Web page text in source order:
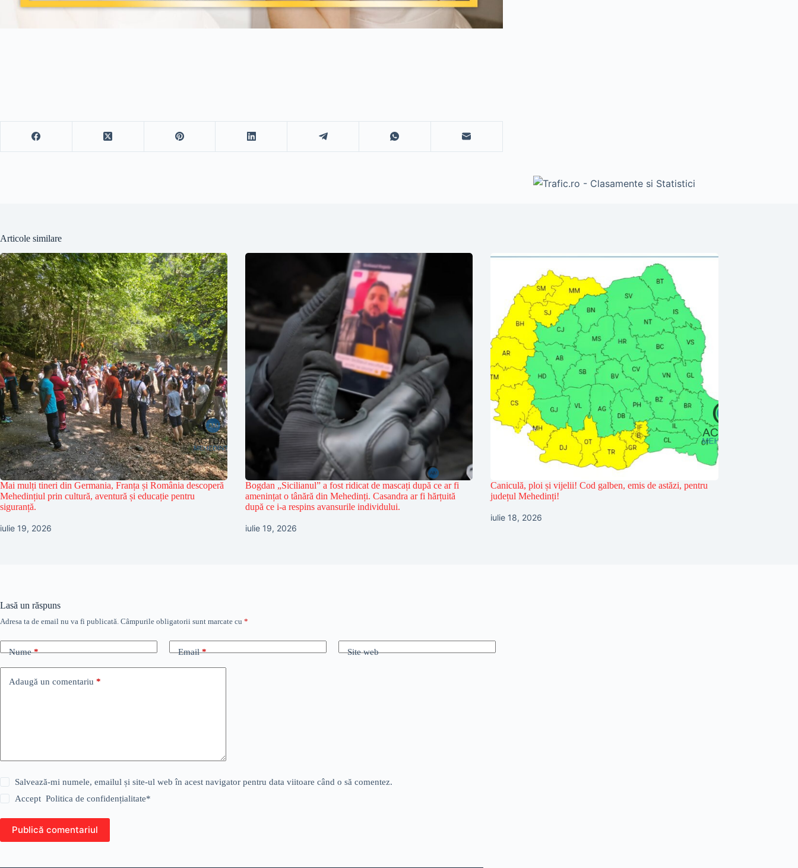
Articole similare
Mai mulți tineri din Germania, Franța și România descoperă
Mehedințiul prin cultură, aventură și educație pentru
siguranță.
iulie 19, 2026
Bogdan „Sicilianul” a fost ridicat de mascați după ce ar fi
amenințat o tânără din Mehedinți. Casandra ar fi hărțuită
după ce i-a respins avansurile individului.
iulie 19, 2026
Caniculă, ploi și vijelii! Cod galben, emis de astăzi, pentru
județul Mehedinți!
iulie 18, 2026
Lasă un răspuns
Adresa ta de email nu va fi publicată. Câmpurile obligatorii sunt marcate cu *
Nume* Email* Site web
Adaugă un comentariu *
Salvează-mi numele, emailul și site-ul web în acest navigator pentru data viitoare când o să comentez.
AcceptPolitica de confidențialitate*
Publică comentariul